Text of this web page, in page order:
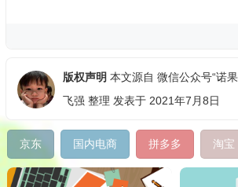
版权声明 本文源自 微信公众号“诺
飞强 整理 发表于 2021年7月8日
京东 国内电商 拼多多 淘宝